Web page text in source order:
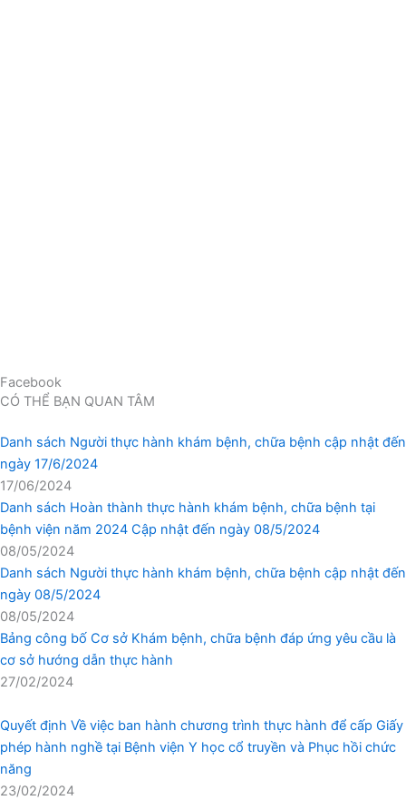
Facebook
CÓ THỂ BẠN QUAN TÂM
Danh sách Người thực hành khám bệnh, chữa bệnh cập nhật đến
ngày 17/6/2024
17/06/2024
Danh sách Hoàn thành thực hành khám bệnh, chữa bệnh tại
bệnh viện năm 2024 Cập nhật đến ngày 08/5/2024
08/05/2024
Danh sách Người thực hành khám bệnh, chữa bệnh cập nhật đến
ngày 08/5/2024
08/05/2024
Bảng công bố Cơ sở Khám bệnh, chữa bệnh đáp ứng yêu cầu là
cơ sở hướng dẫn thực hành
27/02/2024
Quyết định Về việc ban hành chương trình thực hành để cấp Giấy
phép hành nghề tại Bệnh viện Y học cổ truyền và Phục hồi chức
năng
23/02/2024